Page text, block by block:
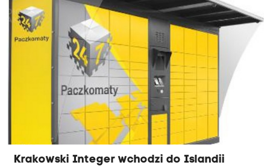
proc. Nie będzie można brać kredytu na dłużej
niż 35 lat.
Krakowski Integer wchodzi do Islandii